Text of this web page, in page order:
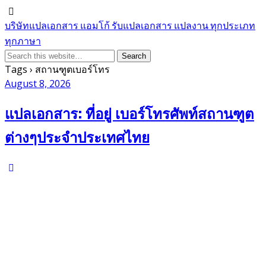
บริษัทแปลเอกสาร แอมโก้ รับแปลเอกสาร แปลงาน ทุกประเภท
ทุกภาษา
Tags › สถานฑูตเบอร์โทร
August 8, 2026
แปลเอกสาร: ที่อยู่ เบอร์โทรศัพท์สถานฑูต
ต่างๆประจำประเทศไทย